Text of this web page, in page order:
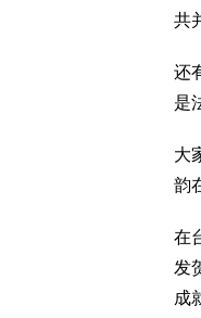
共
还
是
大
韵
在
发
成